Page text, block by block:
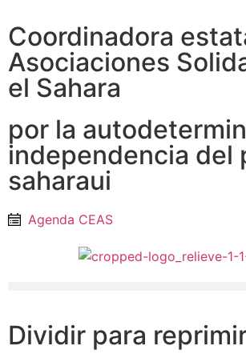
Coordinadora
Asociaciones
el Sahara
por la
independencia del
saharaui
Agenda CEAS
Dividir para